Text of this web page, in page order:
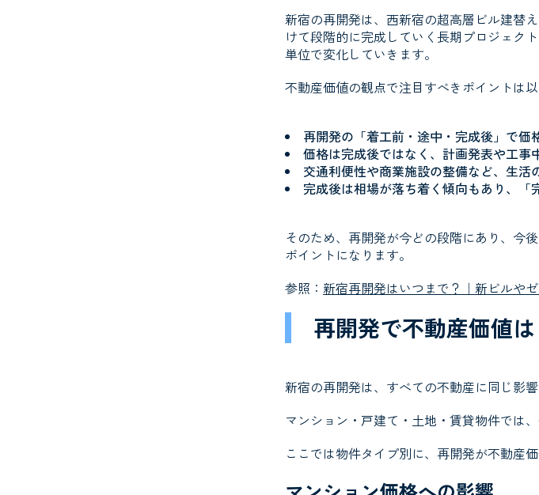
新宿の再開発は、西新宿の超高層ビル建替
けて段階的に完成していく長期プロジェク
単位で変化していきます。
不動産価値の観点で注目すべきポイントは以
再開発の「着工前・途中・完成後」で価
価格は完成後ではなく、計画発表や工事
交通利便性や商業施設の整備など、生
完成後は相場が落ち着く傾向もあり、「
そのため、再開発が今どの段階にあり、今
ポイントになります。
参照： 新宿再開発はいつまで？｜新ビルや
再開発で不動産価値
新宿の再開発は、すべての不動産に同じ影
マンション・戸建て・土地・賃貸物件では
ここでは物件タイプ別に、再開発が不動産